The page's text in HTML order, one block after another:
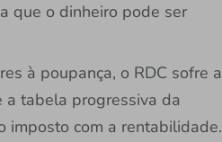
que o dinheiro pode ser
à poupança, o RDC sofre a
a tabela progressiva da
imposto com a rentabilidade.